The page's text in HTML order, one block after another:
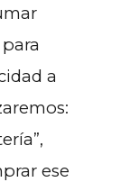
a
ese